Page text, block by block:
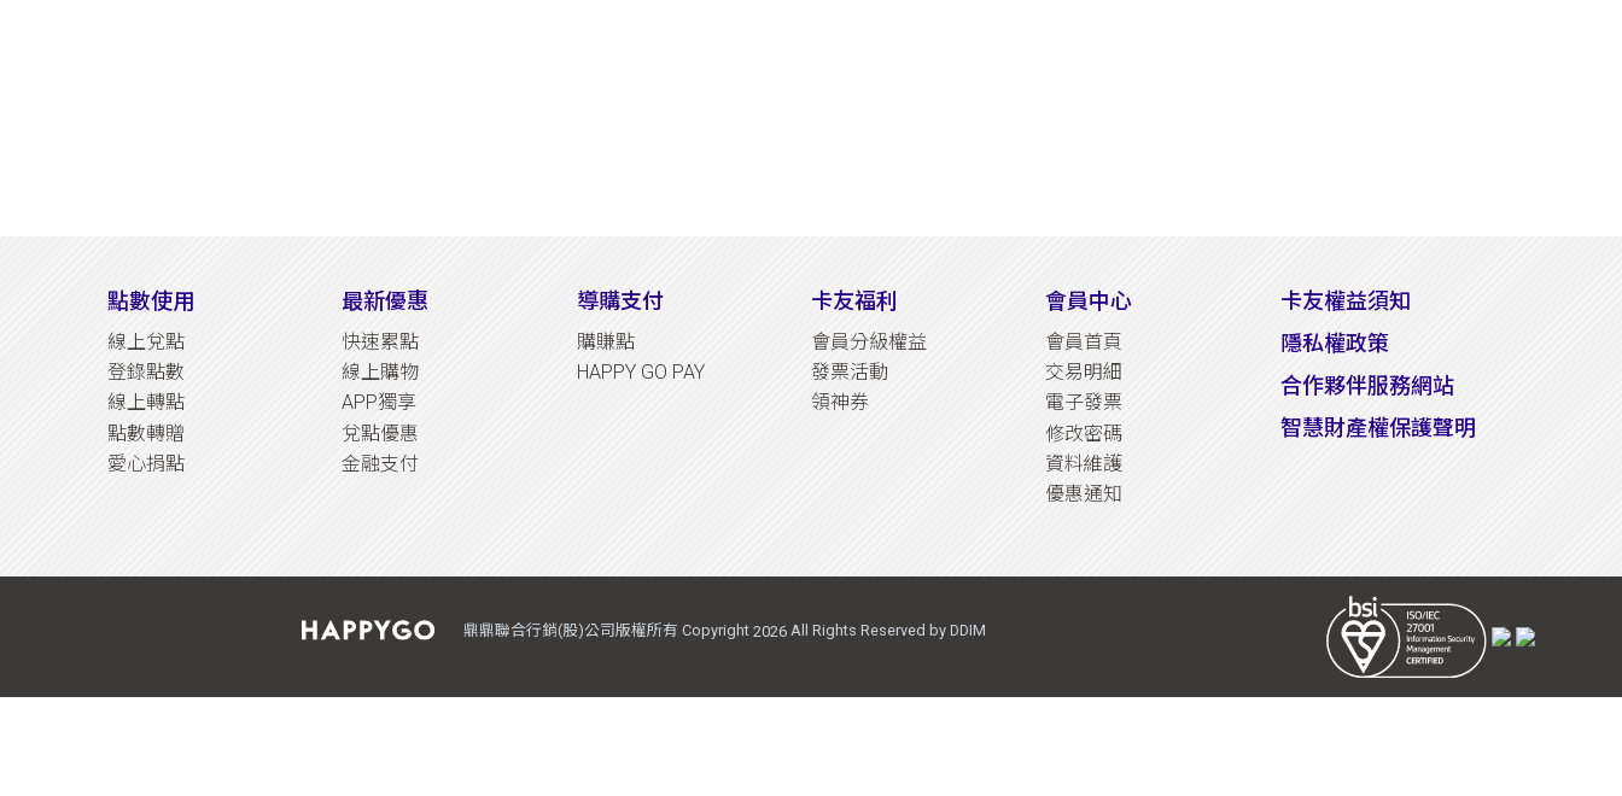
點數使用
線上兌點
登錄點數
線上轉點
點數轉贈
愛心捐點
最新優惠
快速累點
線上購物
APP獨享
兌點優惠
金融支付
導購支付
購賺點
HAPPY GO PAY
卡友福利
會員分級權益
發票活動
領神券
會員中心
會員首頁
交易明細
電子發票
修改密碼
資料維護
優惠通知
卡友權益須知
隱私權政策
合作夥伴服務網站
智慧財產權保護聲明
鼎鼎聯合行銷(股)公司版權所有 Copyright 2026 All Rights Reserved by DDIM